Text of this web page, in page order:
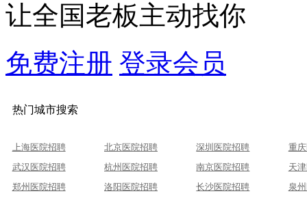
让全国老板主动找你
免费注册 登录会员
热门城市搜索
上海医院招聘 北京医院招聘 深圳医院招聘
重
武汉医院招聘
杭州医院招聘 南京医院招聘
天
郑州医院招聘
洛阳医院招聘 长沙医院招聘 泉